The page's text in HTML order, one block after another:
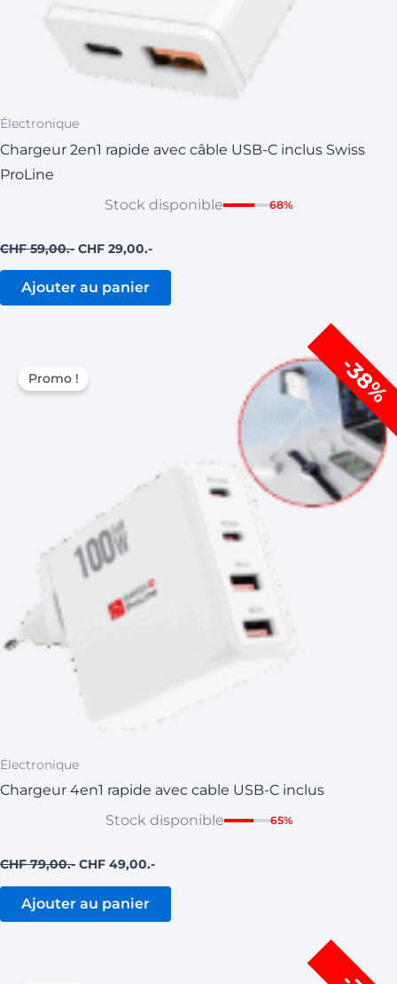
Électronique
Chargeur 2en1 rapide avec câble USB-C inclus Swiss
ProLine
Stock disponible
68%
CHF59,00 CHF 29,00
Ajouter au panier
-38%
Promo !
Électronique
Chargeur 4en1 rapide avec cable USB-C inclus
Stock disponible
65%
CHF79,00
initial
CHF 49,00
Ajouter au panier